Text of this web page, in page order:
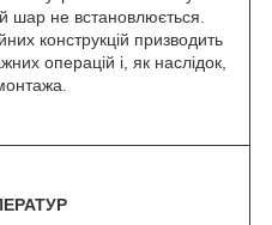
шар не встановлюється.
конструкцій призводить
операцій і, як наслідок,